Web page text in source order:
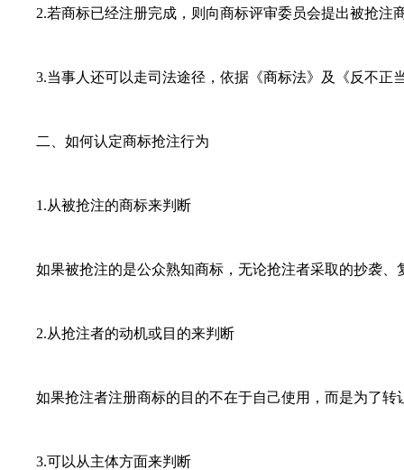
2.若商标已经注册完成，则向商标评审委员会提出被抢注
3.当事人还可以走司法途径，依据《商标法》及《反不正
二、如何认定商标抢注行为
1.从被抢注的商标来判断
如果被抢注的是公众熟知商标，无论抢注者采取的抄袭、
2.从抢注者的动机或目的来判断
如果抢注者注册商标的目的不在于自己使用，而是为了转
3.可以从主体方面来判断